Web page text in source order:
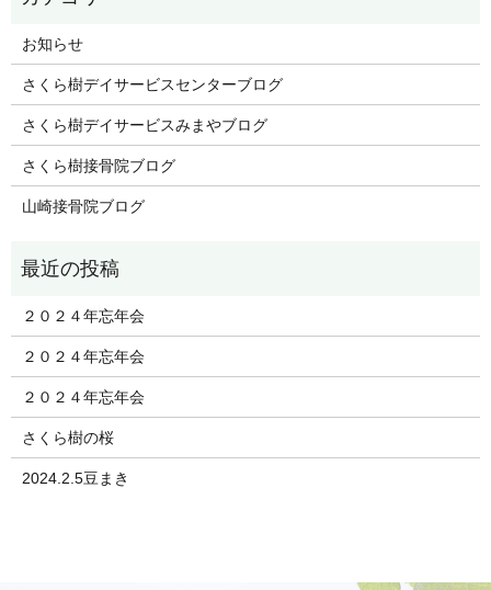
お知らせ
さくら樹デイサービスセンターブログ
さくら樹デイサービスみまやブログ
さくら樹接骨院ブログ
山崎接骨院ブログ
２０２４年忘年会
２０２４年忘年会
２０２４年忘年会
さくら樹の桜
2024.2.5豆まき